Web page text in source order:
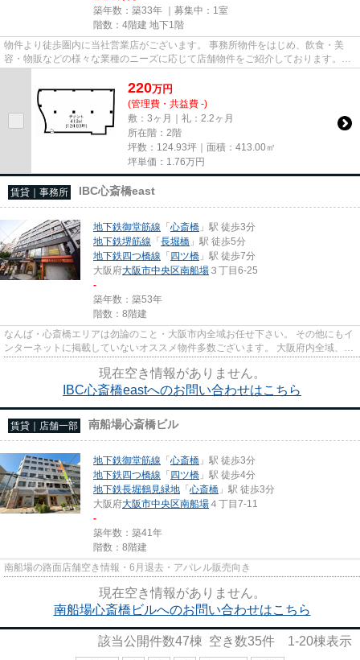
築年数：築33年 ｜募集中： 1室
階数：4階建 地下1階
物件より徒歩圏内に当社営業店がございます。 事務所物件をはじめ、飲食・美
容・物販などの様々な業種のニーズに応じて店舗物件をご紹介しております。
尚、弊社ではおとり広告は一切...
220万円
(管理費・共益費 -)
敷：3ヶ月｜礼：2.2ヶ月
所在階：2階
坪数：124.93坪｜面積：413.00㎡
坪単価： 1.76万円
賃貸｜事務所 IBC心斎橋east
地下鉄御堂筋線 「心斎橋 」駅 徒歩3分
地下鉄堺筋線 「長堀橋 」駅 徒歩5分
地下鉄四つ橋線 「四ツ橋 」駅 徒歩7分
大阪府大阪市中央区南船場 ３丁目6-25
-
築年数：築53年
階数：8階建
なんば・心斎橋エリアは勿論のこと・大阪市内全域お任せ下さい。 その他にもイ
ンターネットに掲載していないオススメ物件多数ございます。 大阪府内全域、経
験豊富なスタッフがご対応...
現在空き情報がありません。
IBC心斎橋eastへのお問い合わせはこちら
賃貸｜店舗一部 南船場心斎橋ビル
地下鉄御堂筋線 「心斎橋 」駅 徒歩3分
地下鉄四つ橋線 「四ツ橋 」駅 徒歩4分
地下鉄長堀鶴見緑地 「心斎橋 」駅 徒歩3分
大阪府大阪市中央区南船場 ４丁目7-11
-
築年数：築41年
階数：8階建
南船場の路面店舗空き情報・6月退去・アパレル販売向き
現在空き情報がありません。
南船場心斎橋ビルへのお問い合わせはこちら
該当公開件数47棟 空き数35件 1-20棟表示